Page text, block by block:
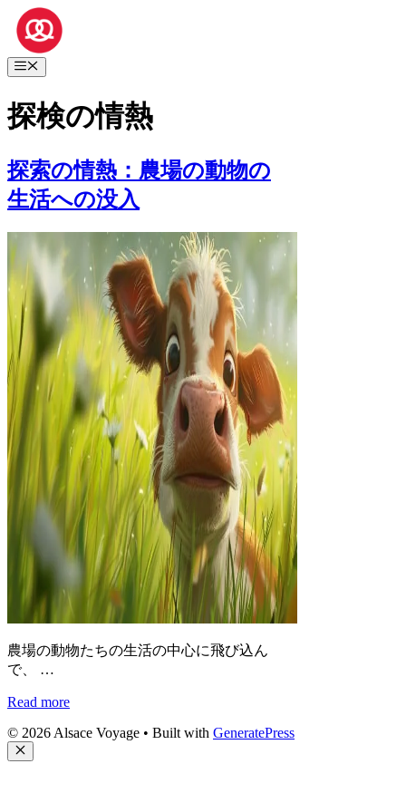
コ
ン
ン
へ
ス
ッ
プ
メ
ュ
ー
探検の情熱
探索の情熱：農場の動物の
生活への没入
農場の動物たちの生活の中心に飛び込ん
で、 …
Read more
© 2026 Alsace Voyage • Built with GeneratePress
Close